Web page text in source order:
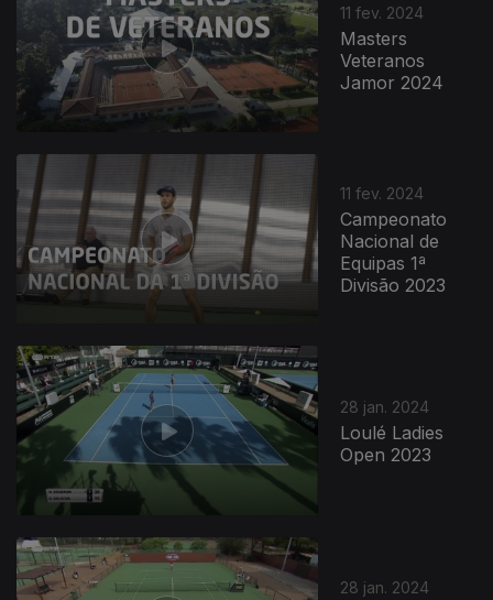
11 fev. 2024
Masters
Veteranos
Jamor 2024
11 fev. 2024
Campeonato
Nacional de
Equipas 1ª
Divisão 2023
28 jan. 2024
Loulé Ladies
Open 2023
28 jan. 2024